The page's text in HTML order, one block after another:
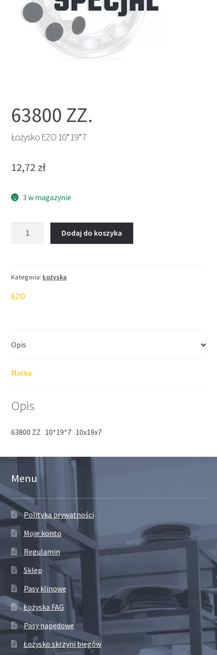
63800 ZZ.
Łożysko EZO 10*19*7
12,72 zł
3 w magazynie
Dodaj do koszyka
Kategoria: Łożyska
EZO
Opis
Marka
Opis
63800 ZZ 10*19*7 10x19x7
Menu
Polityka prywatności
Moje konto
Regulamin
Sklep
Pasy klinowe
Łożyska FAG
Pasy napędowe
Łożysko skrzyni biegów